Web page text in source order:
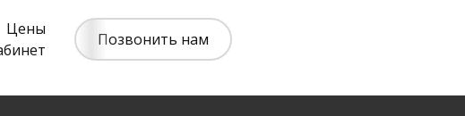
Цены
Позвонить нам